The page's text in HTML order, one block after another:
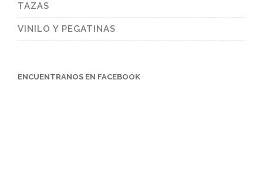
TAZAS
VINILO Y PEGATINAS
ENCUENTRANOS EN FACEBOOK